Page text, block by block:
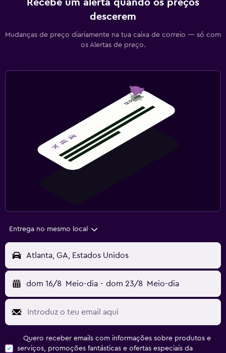
Recebe um alerta quando os preços
descerem
Mudanças de preço diariamente na tua caixa de correio — só com
os Alertas de preço.
Entrega no mesmo local
Atlanta, GA, Estados Unidos
dom 16/8 Meio-dia - dom 23/8 Meio-dia
Quero receber emails com informações sobre produtos e
serviços, promoções fantásticas e ofertas especiais da